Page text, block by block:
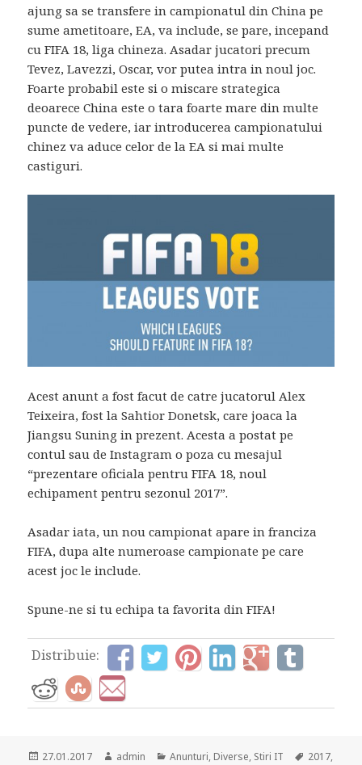
ajung sa se transfere in campionatul din China pe
sume ametitoare, EA, va include, se pare, incepand
cu FIFA 18, liga chineza. Asadar jucatori precum
Tevez, Lavezzi, Oscar, vor putea intra in noul joc.
Foarte probabil este si o miscare strategica
deoarece China este o tara foarte mare din multe
puncte de vedere, iar introducerea campionatului
chinez va aduce celor de la EA si mai multe
castiguri.
Acest anunt a fost facut de catre jucatorul Alex
Teixeira, fost la Sahtior Donetsk, care joaca la
Jiangsu Suning in prezent. Acesta a postat pe
contul sau de Instagram o poza cu mesajul
“prezentare oficiala pentru FIFA 18, noul
echipament pentru sezonul 2017”.
Asadar iata, un nou campionat apare in franciza
FIFA, dupa alte numeroase campionate pe care
acest joc le include.
Spune-ne si tu echipa ta favorita din FIFA!
Distribuie:
Posted
27.01.2017 Author
admin Categories
Anunturi, Diverse, Stiri IT Tags
2017,